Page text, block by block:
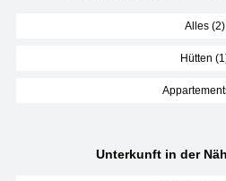
Alles (2)
Hütten
Unterkunft in der